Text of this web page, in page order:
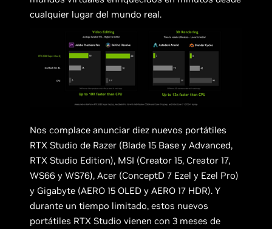
cualquier lugar del mundo real.
Nos complace anunciar diez nuevos portátiles
RTX Studio de Razer (Blade 15 Base y Advanced,
RTX Studio Edition), MSI (Creator 15, Creator 17,
WS66 y WS76), Acer (ConceptD 7 Ezel y Ezel Pro)
y Gigabyte (AERO 15 OLED y AERO 17 HDR). Y
durante un tiempo limitado, estos nuevos
portátiles RTX Studio vienen con 3 meses de